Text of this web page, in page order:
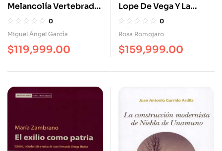
Melancolía Vertebrada.
La Tristeza Andaluza,
Del Modernismo A La
0
Miguel Ángel García
$119,999.00
Lope De Vega Y La
Teoría De Las
Funciones Del Mito
0
Rosa Romojaro
$159,999.00